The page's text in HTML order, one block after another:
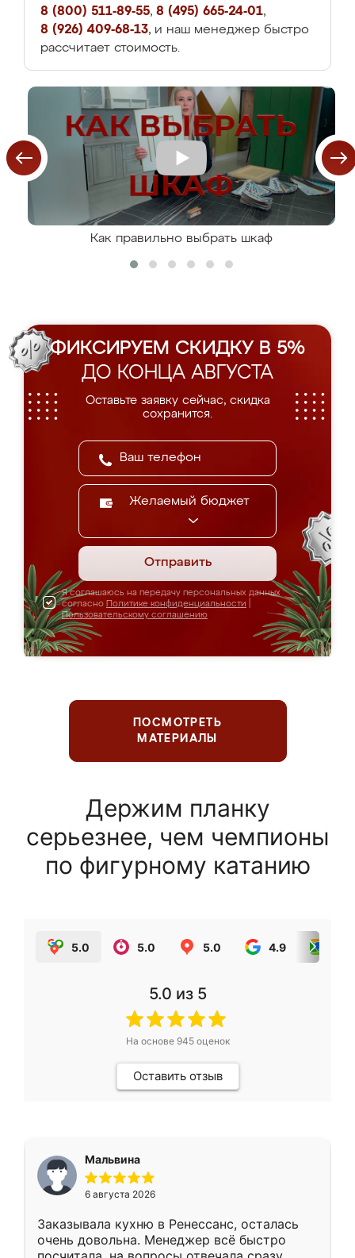
8 (800) 511-89-55, 8 (495) 665-24-01,
8 (926) 409-68-13, и наш менеджер быстро
рассчитает стоимость.
Как правильно выбрать шкаф
ФИКСИРУЕМ СКИДКУ В 5%
ДО КОНЦА АВГУСТА
Оставьте заявку сейчас, скидка
сохранится.
Желаемый бюджет
Отправить
Я соглашаюсь на передачу персональных данных
согласно Политике конфиденциальности
Пользовательскому соглашению
ПОСМОТРЕТЬ
МАТЕРИАЛЫ
Держим планку
серьезнее, чем чемпионы
по фигурному катанию
5.0 5.0 5.0 4.9
5.0 из 5
На основе 945оценок
Оставить отзыв
Мальвина
6 августа 2026
Заказывала кухню в Ренессанс, осталась
очень довольна. Менеджер всё быстро